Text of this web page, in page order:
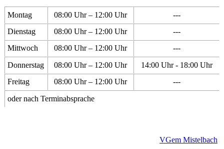
Montag 08:00 Uhr – 12:00 Uhr
---
Dienstag
08:00 Uhr – 12:00 Uhr
---
Mittwoch
08:00 Uhr – 12:00 Uhr
---
Donnerstag
08:00 Uhr – 12:00 Uhr
14:00 Uhr - 18:00 Uhr
Freitag
08:00 Uhr – 12:00 Uhr
---
oder nach Terminabsprache
VGem Mistelbach